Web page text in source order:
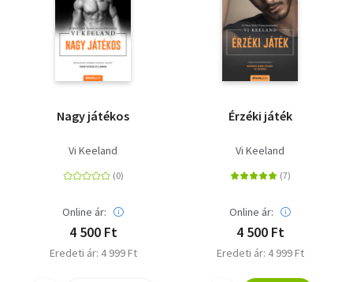
Nagy játékos
Vi Keeland
Online ár:
4 500 Ft
Eredeti ár: 4 999 Ft
Érzéki játék
Vi Keeland
Online ár:
4 500 Ft
Eredeti ár: 4 999 Ft